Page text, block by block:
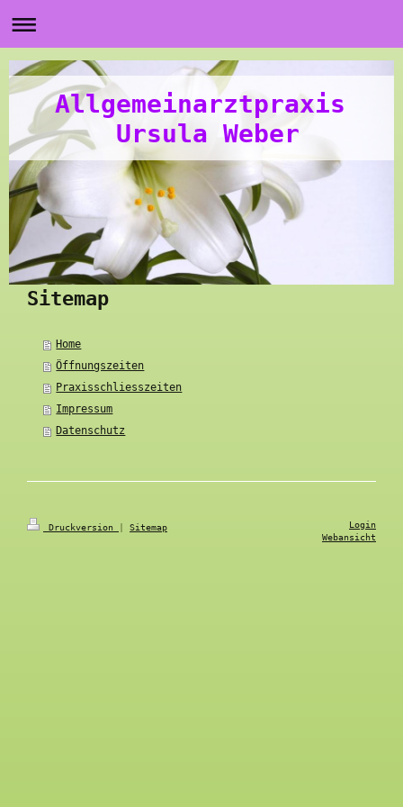
Allgemeinarztpraxis
Ursula Weber
Sitemap
Home
Öffnungszeiten
Praxisschliesszeiten
Impressum
Datenschutz
Druckversion | Sitemap
Login
Webansicht